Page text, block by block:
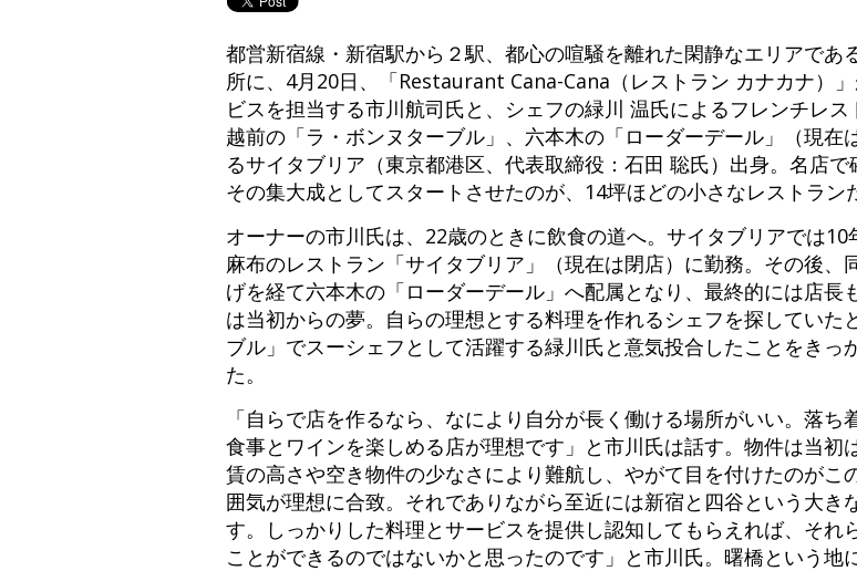
都営新宿線・新宿駅から２駅、都心の喧騒を離れた閑静なエリアであ
所に、4月20日、「Restaurant Cana-Cana（レストラン カナカナ）
ビスを担当する市川航司氏と、シェフの緑川 温氏によるフレンチレ
越前の「ラ・ボンヌターブル」、六本木の「ローダーデール」（現在
るサイタブリア（東京都港区、代表取締役：石田 聡氏）出身。名店で
その集大成としてスタートさせたのが、14坪ほどの小さなレストラン
オーナーの市川氏は、22歳のときに飲食の道へ。サイタブリアでは
麻布のレストラン「サイタブリア」（現在は閉店）に勤務。その後、
げを経て六本木の「ローダーデール」へ配属となり、最終的には店長
は当初からの夢。自らの理想とする料理を作れるシェフを探していた
ブル」でスーシェフとして活躍する緑川氏と意気投合したことをきっ
た。
「自らで店を作るなら、なにより自分が長く働ける場所がいい。落ち
食事とワインを楽しめる店が理想です」と市川氏は話す。物件は当初
賃の高さや空き物件の少なさにより難航し、やがて目を付けたのがこ
囲気が理想に合致。それでありながら至近には新宿と四谷という大き
す。しっかりした料理とサービスを提供し認知してもらえれば、それ
ことができるのではないかと思ったのです」と市川氏。曙橋という地